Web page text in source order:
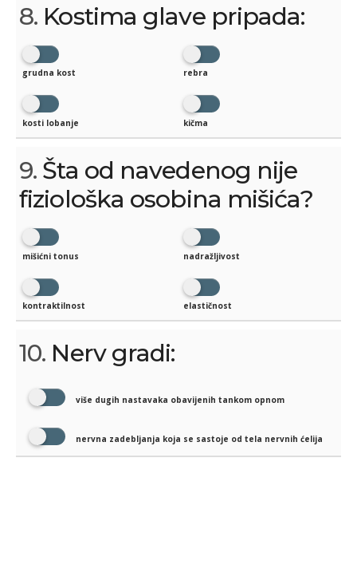
8. Kostima glave pripada:
grudna kost rebra
kosti lobanje kičma
9. Šta od navedenog nije
fiziološka osobina mišića?
mišićni tonus nadražljivost
kontraktilnost elastičnost
10. Nerv gradi:
više dugih nastavaka obavijenih tankom opnom
nervna zadebljanja koja se sastoje od tela nervnih ćelija